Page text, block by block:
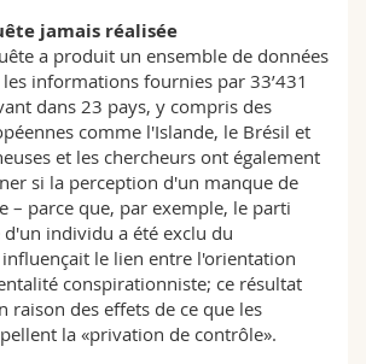
jamais réalisée
a produit un ensemble de données
informations fournies par 33’431
dans 23 pays, y compris des
comme l'Islande, le Brésil et
et les chercheurs ont également
si la perception d'un manque de
– parce que, par exemple, le parti
individu a été exclu du
le lien entre l'orientation
conspirationniste; ce résultat
raison des effets de ce que les
la «privation de contrôle».